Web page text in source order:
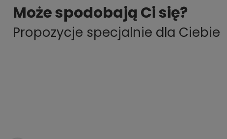
Może spodobają Ci się?
Propozycje specjalnie dla Ciebie